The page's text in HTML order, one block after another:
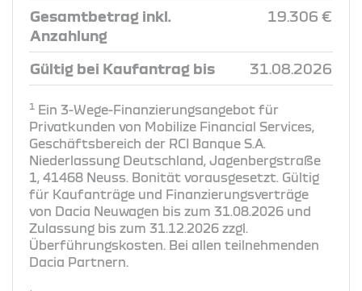
Gesamtbetrag inkl.
Anzahlung
19.306 €
Gültig bei Kaufantrag bis 31.08.2026
1 Ein 3-Wege-Finanzierungsangebot für
Privatkunden von Mobilize Financial Services,
Geschäftsbereich der RCI Banque S.A.
Niederlassung Deutschland, Jagenbergstraße
1, 41468 Neuss. Bonität vorausgesetzt. Gültig
für Kaufanträge und Finanzierungsverträge
von Dacia Neuwagen bis zum 31.08.2026 und
Zulassung bis zum 31.12.2026 zzgl.
Überführungskosten. Bei allen teilnehmenden
Dacia Partnern.